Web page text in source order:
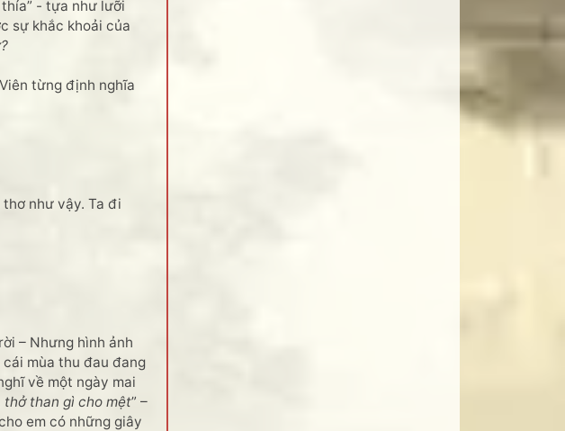
- tựa như lưỡi
sự khắc khoải của
từng định nghĩa
như vậy. Ta đi
– Nhưng hình ảnh
mùa thu đau đang
về một ngày mai
thở than gì cho mệt” –
em có những giây